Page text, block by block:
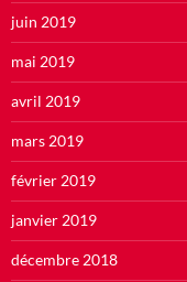
juin 2019
mai 2019
avril 2019
mars 2019
février 2019
janvier 2019
décembre 2018